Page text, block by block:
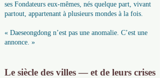
ses Fondateurs eux-mêmes, nés quelque part, vivant
partout, appartenant à plusieurs mondes à la fois.
« Daeseongdong n’est pas une anomalie. C’est une
annonce. »
Le siècle des villes — et de leurs crises